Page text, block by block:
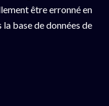
être erronné en
base de données de